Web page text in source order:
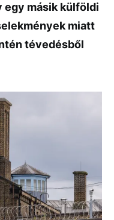
egy másik külföldi
miatt
tévedésből